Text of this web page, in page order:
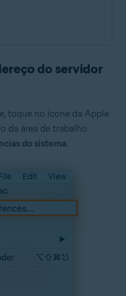
do servidor
toque no ícone da Apple
da área de trabalho.
do sistema.